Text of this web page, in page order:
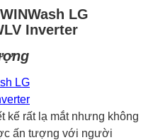
LG
Inverter
LG
kế rất lạ mắt nhưng không
ấn tượng với người